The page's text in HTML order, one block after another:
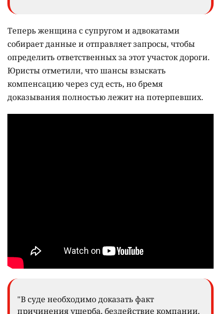
Теперь женщина с супругом и адвокатами
собирает данные и отправляет запросы, чтобы
определить ответственных за этот участок дороги.
Юристы отметили, что шансы взыскать
компенсацию через суд есть, но бремя
доказывания полностью лежит на потерпевших.
"В суде необходимо доказать факт
причинения ущерба, бездействие компании,